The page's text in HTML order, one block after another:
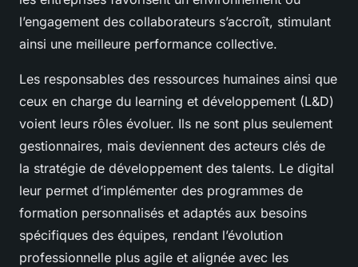
l’engagement des collaborateurs s’accroît, stimulant
ainsi une meilleure performance collective.
Les responsables des ressources humaines ainsi que
ceux en charge du learning et développement (L&D)
voient leurs rôles évoluer. Ils ne sont plus seulement
gestionnaires, mais deviennent des acteurs clés de
la stratégie de développement des talents. Le digital
leur permet d’implémenter des programmes de
formation personnalisés et adaptés aux besoins
spécifiques des équipes, rendant l’évolution
professionnelle plus agile et alignée avec les